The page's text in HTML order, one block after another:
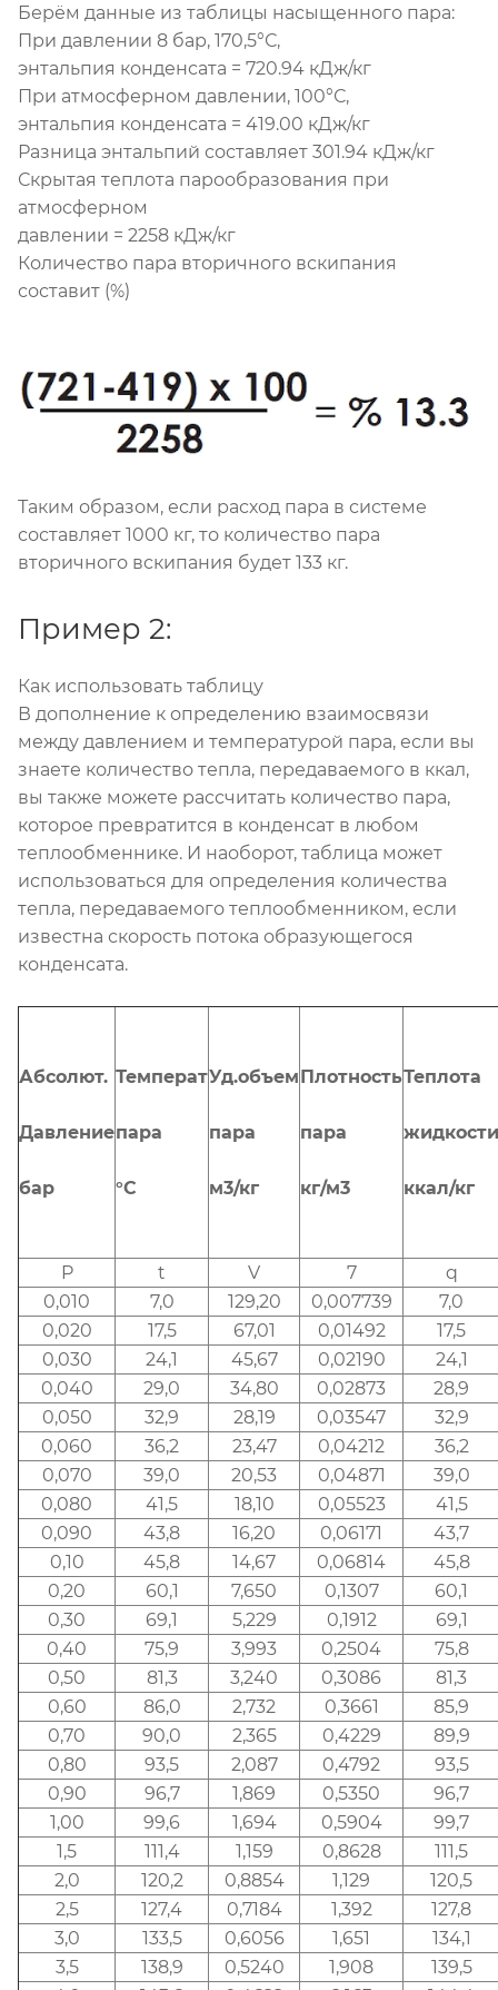
Берём данные из таблицы насыщенного пара:
При давлении 8 бар, 170,5°С,
энтальпия конденсата = 720.94 кДж/кг
При атмосферном давлении, 100°С,
энтальпия конденсата = 419.00 кДж/кг
Разница энтальпий составляет 301.94 кДж/кг
Скрытая теплота парообразования при
атмосферном
давлении = 2258 кДж/кг
Количество пара вторичного вскипания
составит (%)
Таким образом, если расход пара в системе
составляет 1000 кг, то количество пара
вторичного вскипания будет 133 кг.
Пример 2:
Как использовать таблицу
В дополнение к определению взаимосвязи
между давлением и температурой пара, если вы
знаете количество тепла, передаваемого в ккал,
вы также можете рассчитать количество пара,
которое превратится в конденсат в любом
теплообменнике. И наоборот, таблица может
использоваться для определения количества
тепла, передаваемого теплообменником, если
известна скорость потока образующегося
конденсата.
Абсолют.
Давление
бар
Температ
пара
°C
Уд.объем
пара
м3/кг
Плотность
пара
кг/м3
Теплота
жидкости
ккал/кг
P t V 7
q
0,010
7,0 129,20 0,007739
7,0
0,020
17,5 67,01 0,01492
17,5
0,030
24,1 45,67 0,02190
24,1
0,040
29,0 34,80 0,02873
28,9
0,050
32,9 28,19 0,03547
32,9
0,060
36,2 23,47 0,04212
36,2
0,070
39,0 20,53 0,04871
39,0
0,080
41,5 18,10 0,05523
41,5
0,090
43,8 16,20 0,06171
43,7
0,10
45,8 14,67 0,06814
45,8
0,20
60,1 7,650 0,1307
60,1
0,30
69,1 5,229 0,1912
69,1
0,40
75,9 3,993 0,2504
75,8
0,50
81,3 3,240 0,3086
81,3
0,60
86,0 2,732 0,3661
85,9
0,70
90,0 2,365 0,4229
89,9
0,80
93,5 2,087 0,4792
93,5
0,90
96,7 1,869 0,5350
96,7
1,00
99,6 1,694 0,5904
99,7
1,5
111,4 1,159 0,8628
111,5
2,0
120,2 0,8854 1,129
120,5
2,5
127,4 0,7184 1,392
127,8
3,0
133,5 0,6056 1,651
134,1
3,5
138,9 0,5240 1,908
139,5